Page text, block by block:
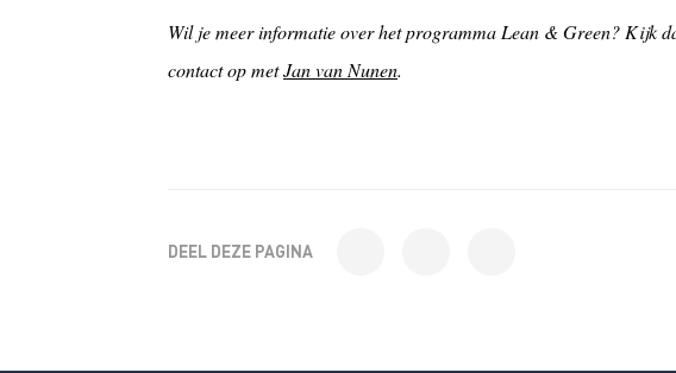
Wil je meer informatie over het programma Lean & Green? Kijk
contact op metJan van Nunen.
DEEL DEZE PAGINA